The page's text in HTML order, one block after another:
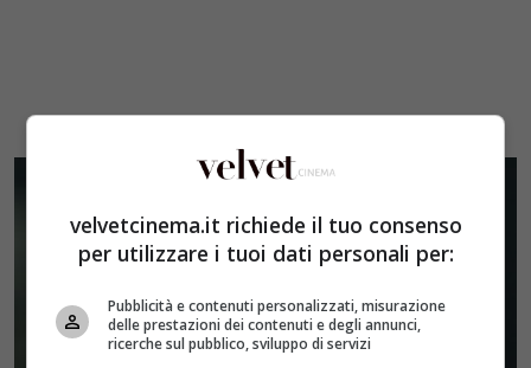
velvetcinema.it richiede il tuo consenso
per utilizzare i tuoi dati personali per:
Pubblicità e contenuti personalizzati, misurazione
delle prestazioni dei contenuti e degli annunci,
ricerche sul pubblico, sviluppo di servizi